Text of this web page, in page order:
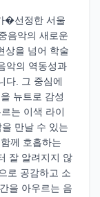
�선정한 서울
음악의 새로운
상을 넘어 학술
악의 역동성과
다. 그 중심에
뉴트로 감성
는 이색 라이
만날 수 있는
께 호흡하는
잘 알려지지 않
로 공감하고 소
을 아우르는 음